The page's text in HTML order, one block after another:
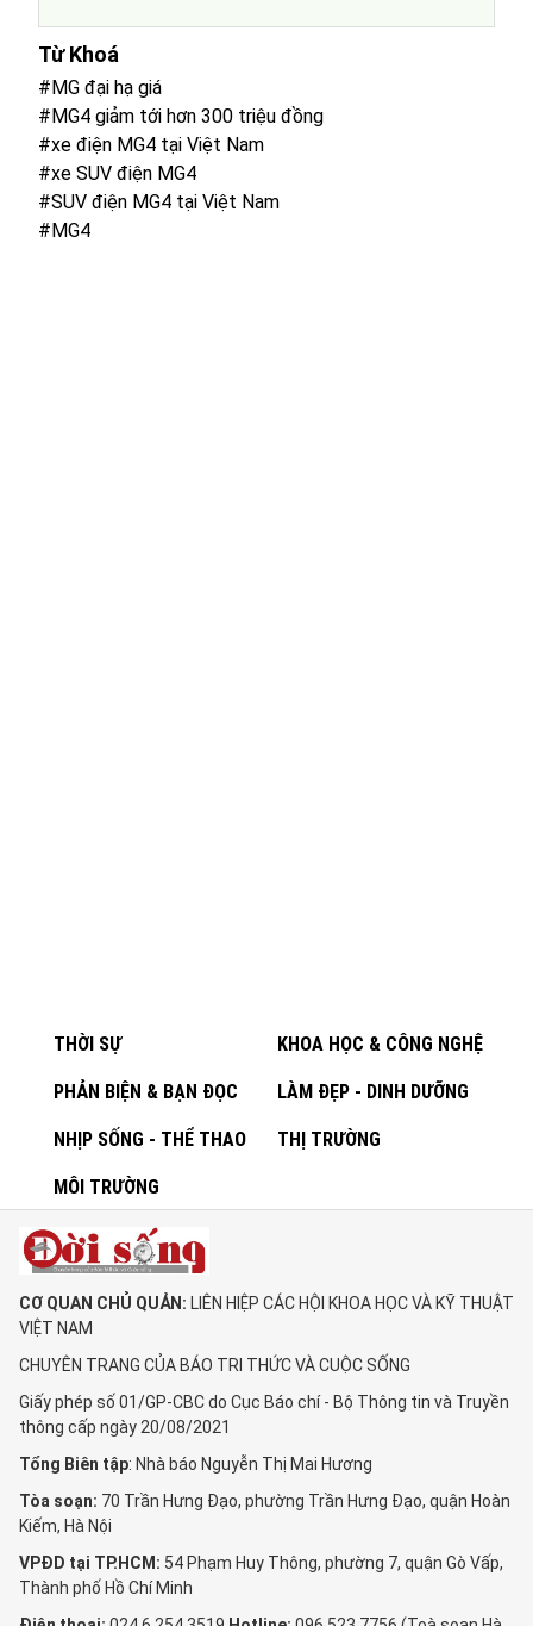
Từ Khoá
#MG đại hạ giá
#MG4 giảm tới hơn 300 triệu đồng
#xe điện MG4 tại Việt Nam
#xe SUV điện MG4
#SUV điện MG4 tại Việt Nam
#MG4
THỜI SỰ KHOA HỌC & CÔNG NGHỆ
PHẢN BIỆN & BẠN ĐỌC LÀM ĐẸP - DINH DƯỠNG
NHỊP SỐNG - THỂ THAO THỊ TRƯỜNG
MÔI TRƯỜNG
CƠ QUAN CHỦ QUẢN: LIÊN HIỆP CÁC HỘI KHOA HỌC VÀ KỸ THUẬT
VIỆT NAM
CHUYÊN TRANG CỦA BÁO TRI THỨC VÀ CUỘC SỐNG
Giấy phép số 01/GP-CBC do Cục Báo chí - Bộ Thông tin và Truyền
thông cấp ngày 20/08/2021
Tổng Biên tập: Nhà báo Nguyễn Thị Mai Hương
Tòa soạn: 70 Trần Hưng Đạo, phường Trần Hưng Đạo, quận Hoàn
Kiếm, Hà Nội
VPĐD tại TP.HCM: 54 Phạm Huy Thông, phường 7, quận Gò Vấp,
Thành phố Hồ Chí Minh